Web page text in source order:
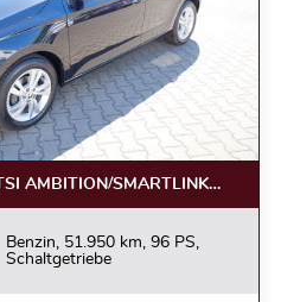
AMBITION/SMARTLINK/KAMERA/
Benzin, 51.950 km, 96 PS,
Schaltgetriebe